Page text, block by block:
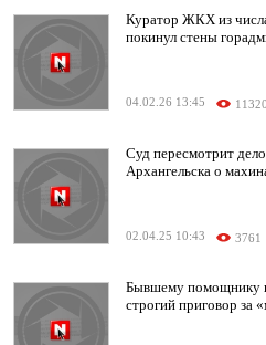
Куратор ЖКХ из числа
покинул стены
04.02.26 13:45 11320
Суд пересмотрит
Архангельска о
02.04.25 10:43 3761
Бывшему помощнику
строгий приговор за